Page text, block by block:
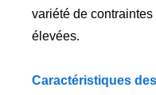
variété de
élevées.
Caractéristiques